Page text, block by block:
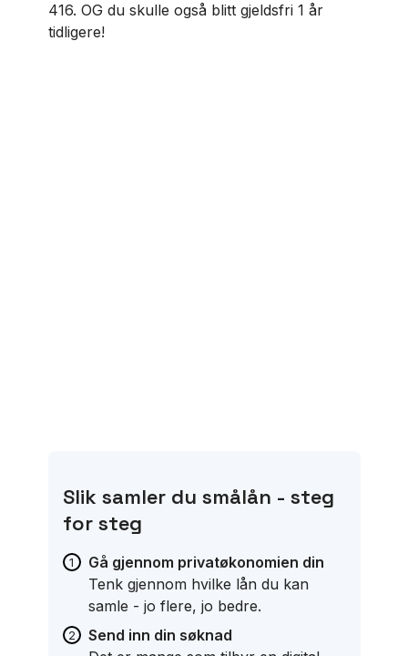
416. OG du skulle også blitt gjeldsfri 1 år
tidligere!
Slik samler du smålån - steg
for steg
Gå gjennom privatøkonomien din
Tenk gjennom hvilke lån du kan
samle - jo flere, jo bedre.
Send inn din søknad